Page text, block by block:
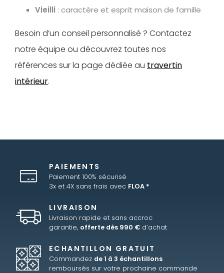
Vieilli : caractère et esprit maison de famille
Besoin d’un conseil personnalisé ? Contactez
notre équipe ou découvrez toutes nos
références sur la page dédiée au travertin
intérieur.
PAIEMENTS
Paiement 100% sécurisé
3x et 4X sans frais avec FLOA *
LIVRAISON
Livraison rapide et sans accroc
garantie, offerte dès 990 € d’achat
ECHANTILLON GRATUIT
Commandez de 1 à 3 échantillons
remboursés sur votre prochaine commande